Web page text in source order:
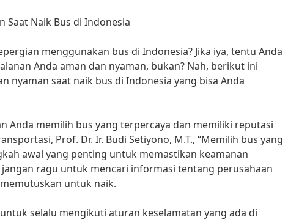
Saat Naik Bus di Indonesia
menggunakan bus di Indonesia? Jika iya, tentu Anda
Anda aman dan nyaman, bukan? Nah, berikut ini
nyaman saat naik bus di Indonesia yang bisa Anda
Anda memilih bus yang terpercaya dan memiliki reputasi
Prof. Dr. Ir. Budi Setiyono, M.T., “Memilih bus yang
awal yang penting untuk memastikan keamanan
jangan ragu untuk mencari informasi tentang perusahaan
untuk naik.
selalu mengikuti aturan keselamatan yang ada di